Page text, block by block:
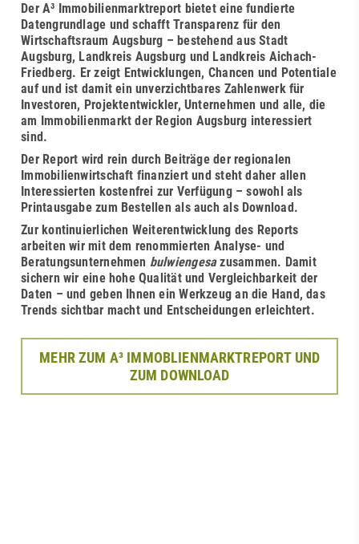
Der A³ Immobilienmarktreport bietet eine fundierte
Datengrundlage und schafft Transparenz für den
Wirtschaftsraum Augsburg – bestehend aus Stadt
Augsburg, Landkreis Augsburg und Landkreis Aichach-
Friedberg. Er zeigt Entwicklungen, Chancen und Potentiale
auf und ist damit ein unverzichtbares Zahlenwerk für
Investoren, Projektentwickler, Unternehmen und alle, die
am Immobilienmarkt der Region Augsburg interessiert
sind.
Der Report wird rein durch Beiträge der regionalen
Immobilienwirtschaft finanziert und steht daher allen
Interessierten kostenfrei zur Verfügung – sowohl als
Printausgabe zum Bestellen als auch als Download.
Zur kontinuierlichen Weiterentwicklung des Reports
arbeiten wir mit dem renommierten Analyse- und
Beratungsunternehmen bulwiengesazusammen. Damit
sichern wir eine hohe Qualität und Vergleichbarkeit der
Daten – und geben Ihnen ein Werkzeug an die Hand, das
Trends sichtbar macht und Entscheidungen erleichtert.
MEHR ZUM A³ IMMOBLIENMARKTREPORT UND
ZUM DOWNLOAD